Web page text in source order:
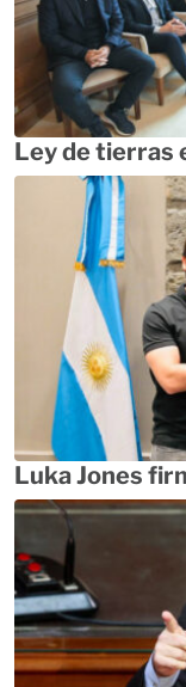
Ley de tierras
Luka Jones